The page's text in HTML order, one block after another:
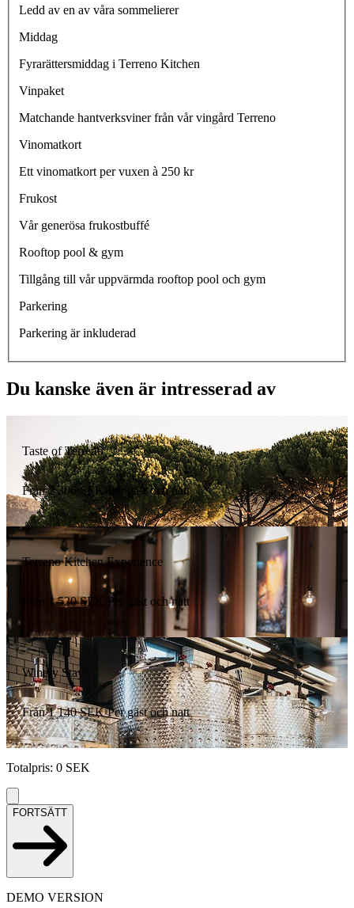
Ledd av en av våra sommelierer
Middag
Fyrarättersmiddag i Terreno Kitchen
Vinpaket
Matchande hantverksviner från vår vingård Terreno
Vinomatkort
Ett vinomatkort per vuxen à 250 kr
Frukost
Vår generösa frukostbuffé
Rooftop pool & gym
Tillgång till vår uppvärmda rooftop pool och gym
Parkering
Parkering är inkluderad
Du kanske även är intresserad av
Taste of Terreno
Från 2 306 SEK Per gäst och natt
Terreno Kitchen Experience
Från 1 520 SEK Per gäst och natt
Winery Stay
Från 1 140 SEK Per gäst och natt
Totalpris: 0 SEK
FORTSÄTT
DEMO VERSION